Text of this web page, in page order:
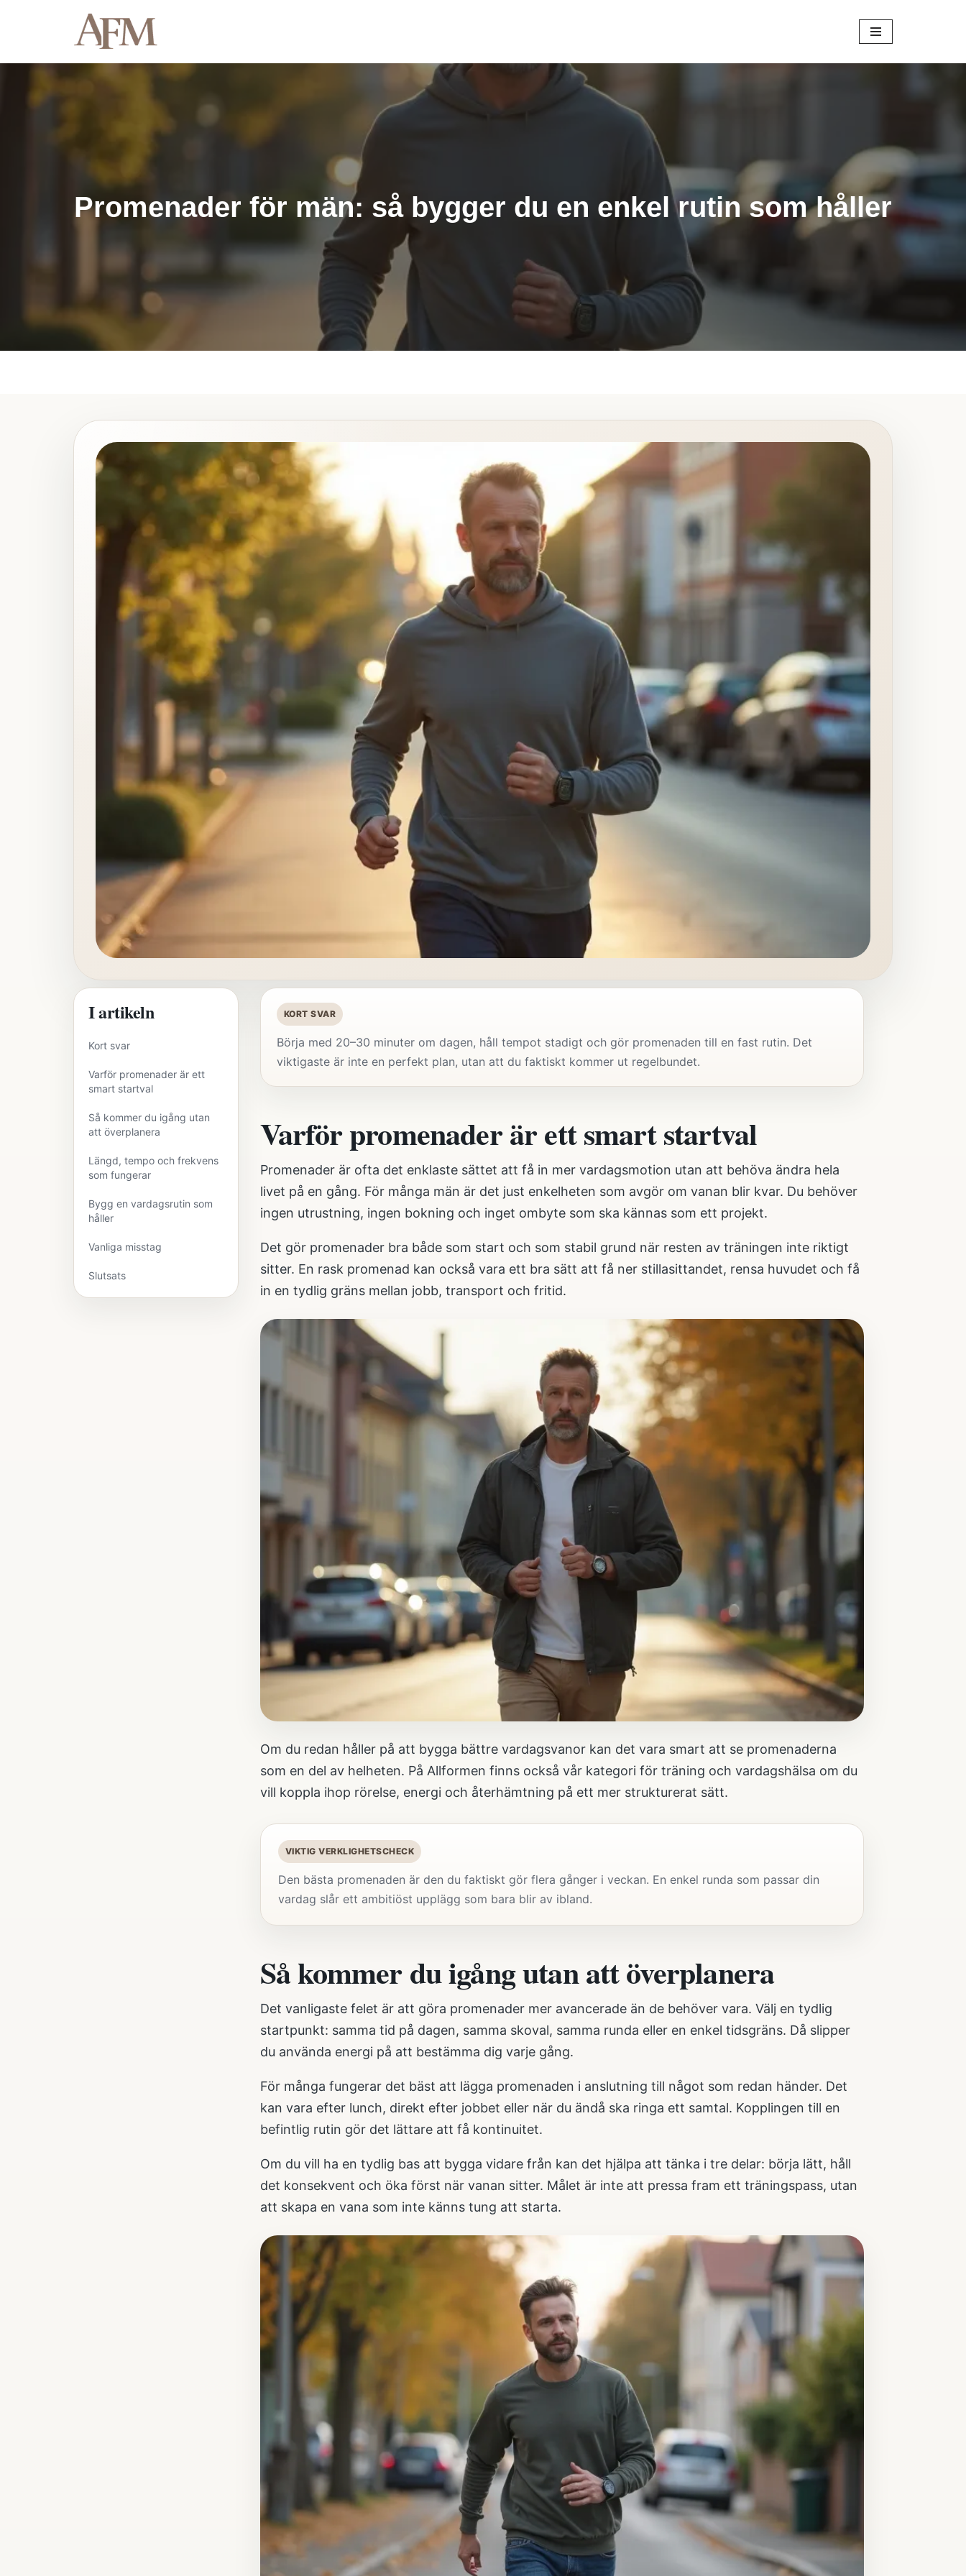
Promenader för män: så bygger du en enkel rutin som håller
I artikeln
Kort svar
Varför promenader är ett
smart startval
Så kommer du igång utan
att överplanera
Längd, tempo och frekvens
som fungerar
Bygg en vardagsrutin som
håller
Vanliga misstag
Slutsats
KORT SVAR
Börja med 20–30 minuter om dagen, håll tempot stadigt och gör promenaden till en fast rutin. Det
viktigaste är inte en perfekt plan, utan att du faktiskt kommer ut regelbundet.
Varför promenader är ett smart startval
Promenader är ofta det enklaste sättet att få in mer vardagsmotion utan att behöva ändra hela
livet på en gång. För många män är det just enkelheten som avgör om vanan blir kvar. Du behöver
ingen utrustning, ingen bokning och inget ombyte som ska kännas som ett projekt.
Det gör promenader bra både som start och som stabil grund när resten av träningen inte riktigt
sitter. En rask promenad kan också vara ett bra sätt att få ner stillasittandet, rensa huvudet och få
in en tydlig gräns mellan jobb, transport och fritid.
Om du redan håller på att bygga bättre vardagsvanor kan det vara smart att se promenaderna
som en del av helheten. På Allformen finns också vår kategori för träning och vardagshälsa om du
vill koppla ihop rörelse, energi och återhämtning på ett mer strukturerat sätt.
VIKTIG VERKLIGHETSCHECK
Den bästa promenaden är den du faktiskt gör flera gånger i veckan. En enkel runda som passar din
vardag slår ett ambitiöst upplägg som bara blir av ibland.
Så kommer du igång utan att överplanera
Det vanligaste felet är att göra promenader mer avancerade än de behöver vara. Välj en tydlig
startpunkt: samma tid på dagen, samma skoval, samma runda eller en enkel tidsgräns. Då slipper
du använda energi på att bestämma dig varje gång.
För många fungerar det bäst att lägga promenaden i anslutning till något som redan händer. Det
kan vara efter lunch, direkt efter jobbet eller när du ändå ska ringa ett samtal. Kopplingen till en
befintlig rutin gör det lättare att få kontinuitet.
Om du vill ha en tydlig bas att bygga vidare från kan det hjälpa att tänka i tre delar: börja lätt, håll
det konsekvent och öka först när vanan sitter. Målet är inte att pressa fram ett träningspass, utan
att skapa en vana som inte känns tung att starta.